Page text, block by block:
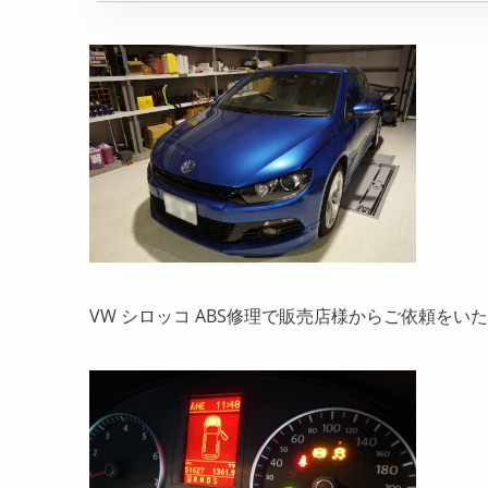
VW シロッコ ABS修理で販売店様からご依頼をいた